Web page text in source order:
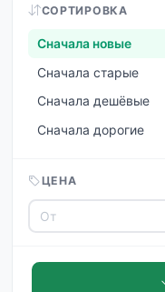
СОРТИРОВКА
Сначала новые
Сначала старые
Сначала дешёвые
Сначала дорогие
ЦЕНА